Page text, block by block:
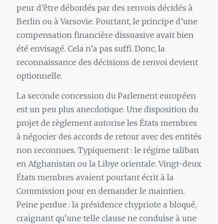
peur d’être débordés par des renvois décidés à
Berlin ou à Varsovie. Pourtant, le principe d’une
compensation financière dissuasive avait bien
été envisagé. Cela n’a pas suffi. Donc, la
reconnaissance des décisions de renvoi devient
optionnelle.
La seconde concession du Parlement européen
est un peu plus anecdotique. Une disposition du
projet de règlement autorise les États membres
à négocier des accords de retour avec des entités
non reconnues. Typiquement : le régime taliban
en Afghanistan ou la Libye orientale. Vingt-deux
États membres avaient pourtant écrit à la
Commission pour en demander le maintien.
Peine perdue : la présidence chypriote a bloqué,
craignant qu’une telle clause ne conduise à une